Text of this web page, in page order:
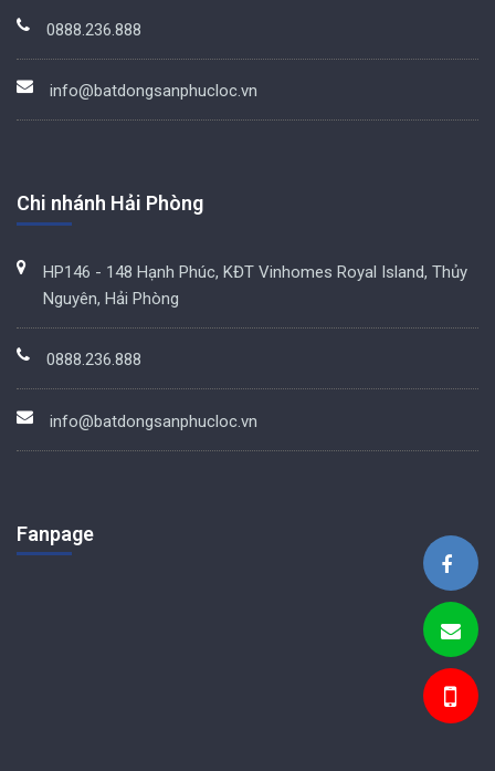
0888.236.888
info@batdongsanphucloc.vn
Chi nhánh Hải Phòng
HP146 - 148 Hạnh Phúc, KĐT Vinhomes Royal Island, Thủy
Nguyên, Hải Phòng
0888.236.888
info@batdongsanphucloc.vn
Fanpage